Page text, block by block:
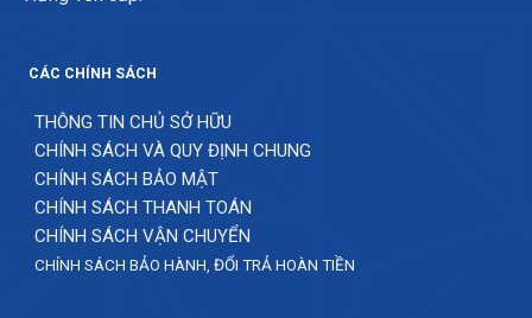
CÁC CHÍNH SÁCH
THÔNG TIN CHỦ SỞ HỮU
CHÍNH SÁCH VÀ QUY ĐỊNH CHUNG
CHÍNH SÁCH BẢO MẬT
CHÍNH SÁCH THANH TOÁN
CHÍNH SÁCH VẬN CHUYỂN
CHÍNH SÁCH BẢO HÀNH, ĐỔI TRẢ HOÀN TIỀN